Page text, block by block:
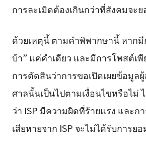
การละเมิดต้องเกินกว่าที่สังคมจะ
ด้วยเหตุนี้ ตามคำพิพากษานี้ หาก
บ้า” แค่คำเดียว และมีการโพสต์เพี
การตัดสินว่าการขอเปิดเผยข้อมูล
ศาลนั้นเป็นไปตามเงื่อนไขหรือไม่
ว่า ISP มีความผิดที่ร้ายแรง และก
เสียหายจาก ISP จะไม่ได้รับการย